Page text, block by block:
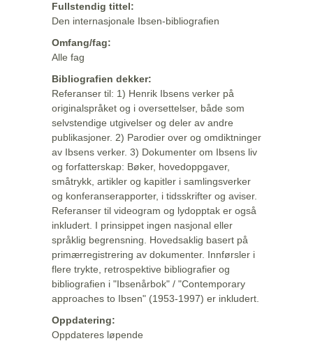
Fullstendig tittel:
Den internasjonale Ibsen-bibliografien
Omfang/fag:
Alle fag
Bibliografien dekker:
Referanser til: 1) Henrik Ibsens verker på
originalspråket og i oversettelser, både som
selvstendige utgivelser og deler av andre
publikasjoner. 2) Parodier over og omdiktninger
av Ibsens verker. 3) Dokumenter om Ibsens liv
og forfatterskap: Bøker, hovedoppgaver,
småtrykk, artikler og kapitler i samlingsverker
og konferanserapporter, i tidsskrifter og aviser.
Referanser til videogram og lydopptak er også
inkludert. I prinsippet ingen nasjonal eller
språklig begrensning. Hovedsaklig basert på
primærregistrering av dokumenter. Innførsler i
flere trykte, retrospektive bibliografier og
bibliografien i "Ibsenårbok" / "Contemporary
approaches to Ibsen" (1953-1997) er inkludert.
Oppdatering:
Oppdateres løpende